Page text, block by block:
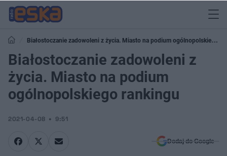
Białostoczanie zadowoleni z życia. Miasto na podium ogólnopolskiego
rankingu
Białostoczanie zadowoleni z
życia. Miasto na podium
ogólnopolskiego rankingu
2021-04-08 9:51
Dodaj do Google